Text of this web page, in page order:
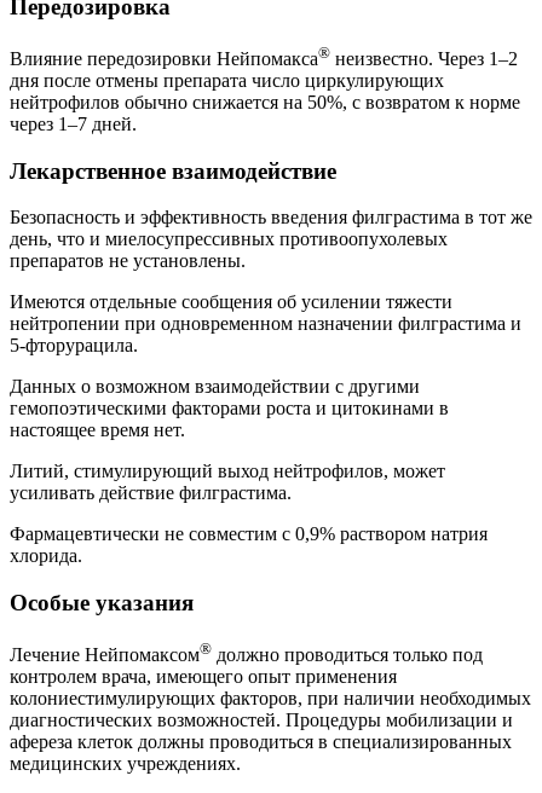
Передозировка
Влияние передозировки Нейпомакса® неизвестно. Через 1–2
дня после отмены препарата число циркулирующих
нейтрофилов обычно снижается на 50%, с возвратом к норме
через 1–7 дней.
Лекарственное взаимодействие
Безопасность и эффективность введения филграстима в тот же
день, что и миелосупрессивных противоопухолевых
препаратов не установлены.
Имеются отдельные сообщения об усилении тяжести
нейтропении при одновременном назначении филграстима и
5-фторурацила.
Данных о возможном взаимодействии с другими
гемопоэтическими факторами роста и цитокинами в
настоящее время нет.
Литий, стимулирующий выход нейтрофилов, может
усиливать действие филграстима.
Фармацевтически не совместим с 0,9% раствором натрия
хлорида.
Особые указания
Лечение Нейпомаксом® должно проводиться только под
контролем врача, имеющего опыт применения
колониестимулирующих факторов, при наличии необходимых
диагностических возможностей. Процедуры мобилизации и
афереза клеток должны проводиться в специализированных
медицинских учреждениях.